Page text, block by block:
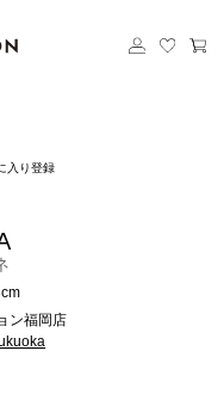
入り登録
ン福岡店